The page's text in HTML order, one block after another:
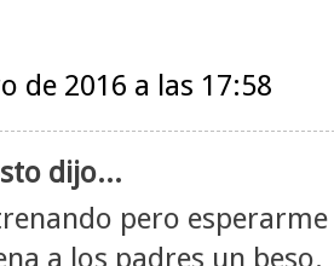
de 2016 a las 17:58
dijo...
pero
a los padres un beso.